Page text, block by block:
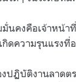
นคงคือเจ้าหน้า
ดความรุนแรงที่อ
ปฏิบัติงานลาด